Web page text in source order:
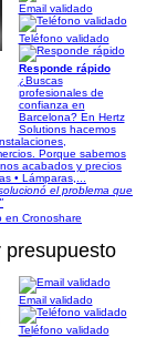
Email validado
Teléfono validado
Responde rápido
¿Buscas
profesionales de
confianza en
Barcelona? En Hertz
Solutions hacemos
Porque sabemos
acabados y precios
• Lámparas,...
el problema que
en Cronoshare
presupuesto
Email validado
Teléfono validado